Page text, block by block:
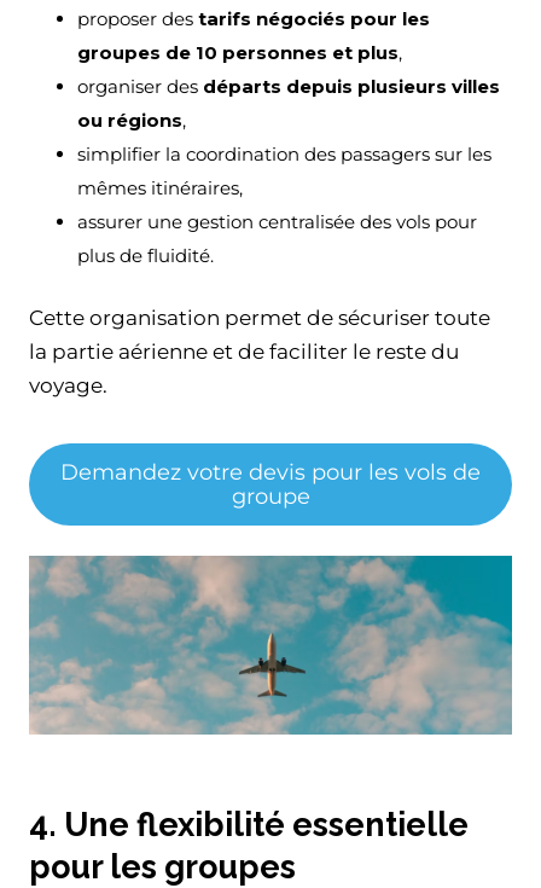
proposer des tarifs négociés pour les
groupes de 10 personnes et plus,
organiser des départs depuis plusieurs villes
ou régions,
simplifier la coordination des passagers sur les
mêmes itinéraires,
assurer une gestion centralisée des vols pour
plus de fluidité.
Cette organisation permet de sécuriser toute
la partie aérienne et de faciliter le reste du
voyage.
Demandez votre devis pour les vols de
groupe
4. Une flexibilité essentielle
pour les groupes